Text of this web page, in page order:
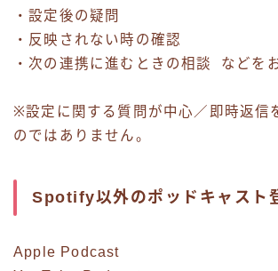
・設定後の疑問
・反映されない時の確認
・次の連携に進むときの相談 などを
※設定に関する質問が中心／即時返信
のではありません。
Spotify以外のポッドキャスト
Apple Podcast